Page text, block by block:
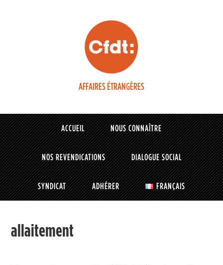
AFFAIRES ÉTRANGÈRES
ACCUEIL NOUS CONNAÎTRE
NOS REVENDICATIONS DIALOGUE SOCIAL
SYNDICAT ADHÉRER FRANÇAIS
allaitement